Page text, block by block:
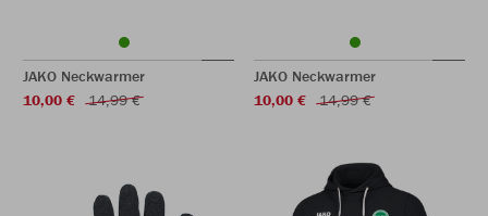
JAKO Neckwarmer
10,00 €
14,99 €
JAKO Neckwarmer
10,00 €
14,99 €